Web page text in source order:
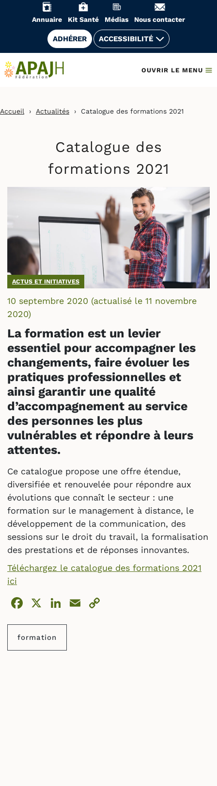
Annuaire Kit Santé Médias Nous contacter
ADHÉRER ACCESSIBILITÉ
OUVRIR LE MENU
Accueil › Actualités › Catalogue des formations 2021
Catalogue des
formations 2021
ACTUS ET INITIATIVES
10 septembre 2020 (actualisé le 11 novembre
2020)
La formation est un levier
essentiel pour accompagner les
changements, faire évoluer les
pratiques professionnelles et
ainsi garantir une qualité
d’accompagnement au service
des personnes les plus
vulnérables et répondre à leurs
attentes.
Ce catalogue propose une offre étendue,
diversifiée et renouvelée pour répondre aux
évolutions que connaît le secteur : une
formation sur le management à distance, le
développement de la communication, des
sessions sur le droit du travail, la formalisation
des prestations et de réponses innovantes.
Téléchargez le catalogue des formations 2021
ici
Facebook
X LinkedIn
Email
formation